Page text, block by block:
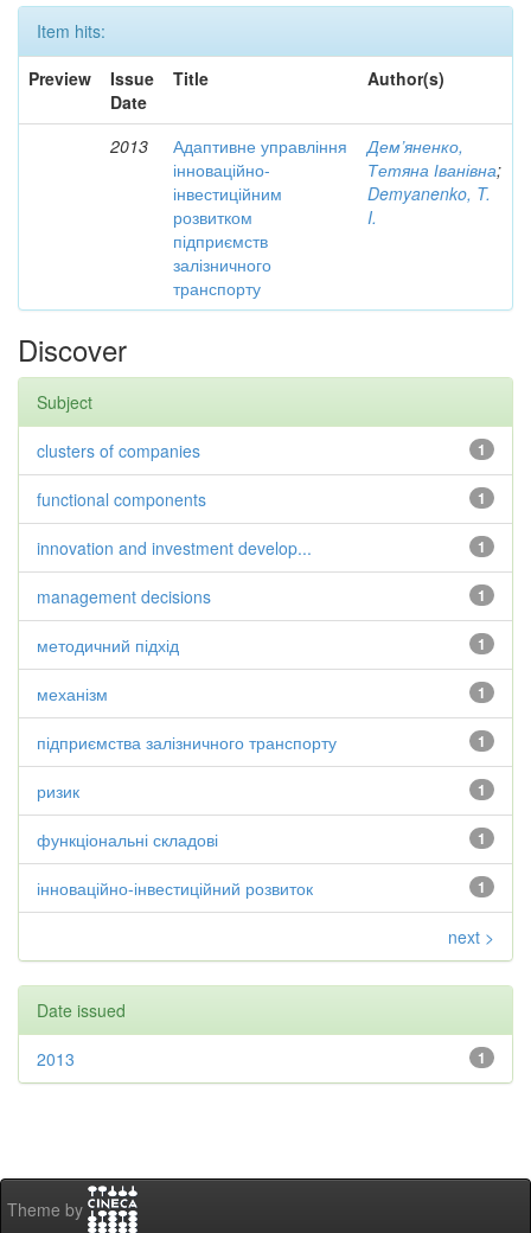
Item hits:
Preview
Issue
Date
Title Author(s)
2013
Адаптивне управління
інноваційно-
інвестиційним
розвитком
підприємств
залізничного
транспорту
Дем’яненко,
Тетяна Іванівна;
Demyanenko, T.
I.
Discover
Subject
1
clusters of companies
1
functional components
1
innovation and investment develop...
1
management decisions
1
методичний підхід
1
механізм
1
підприємства залізничного транспорту
1
ризик
1
функціональні складові
1
інноваційно-інвестиційний розвиток
next >
Date issued
1
2013
Theme by